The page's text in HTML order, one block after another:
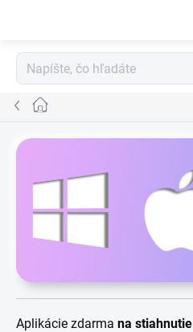
Domov
Aplikácie zdarma na stiahnutie